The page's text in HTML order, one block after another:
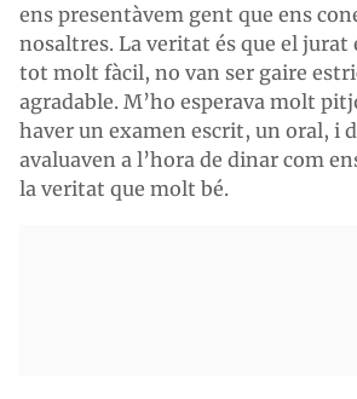
ens presentàvem gent que ens
nosaltres. La veritat és que el jurat
tot molt fàcil, no van ser gaire
agradable. M’ho esperava molt
haver un examen escrit, un oral, i
avaluaven a l’hora de dinar com
la veritat que molt bé.